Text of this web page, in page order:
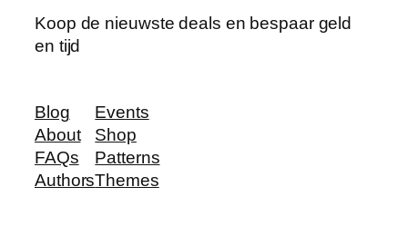
Koop de nieuwste deals en bespaar geld
en tijd
Blog
About
FAQs
Authors
Events
Shop
Patterns
Themes